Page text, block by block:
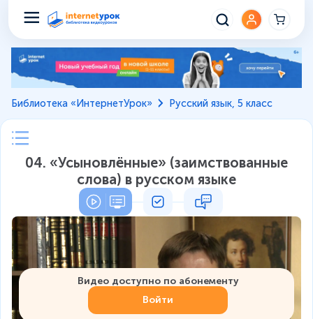
Библиотека «ИнтернетУрок» Русский язык, 5 класс
04. «Усыновлённые» (заимствованные
слова) в русском языке
Видео доступно по абонементу
Войти